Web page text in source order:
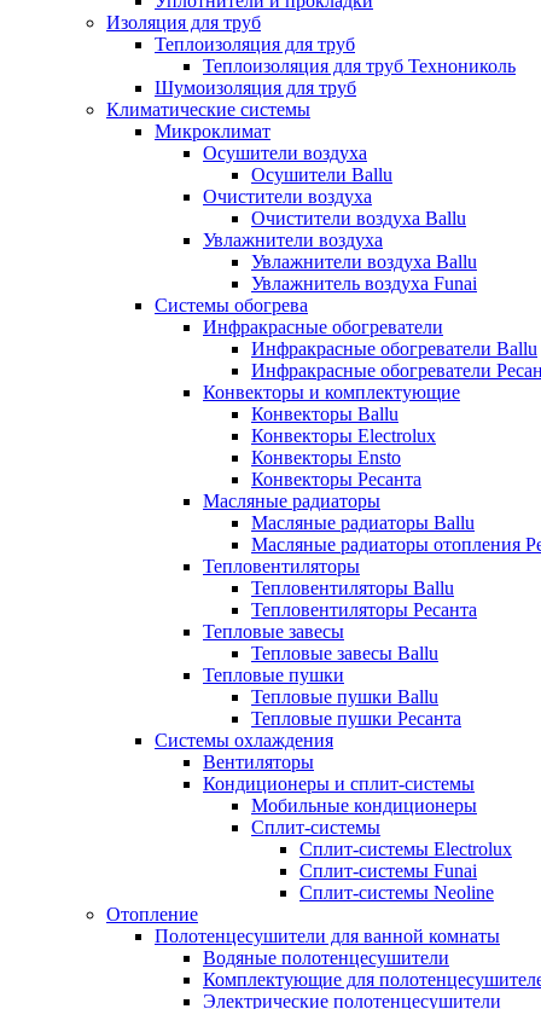
Изоляция для труб
Теплоизоляция для труб
Теплоизоляция для труб Технониколь
Шумоизоляция для труб
Климатические системы
Микроклимат
Осушители воздуха
Осушители Ballu
Очистители воздуха
Очистители воздуха Ballu
Увлажнители воздуха
Увлажнители воздуха Ballu
Увлажнитель воздуха Funai
Системы обогрева
Инфракрасные обогреватели
Инфракрасные обогреватели Ballu
Инфракрасные обогреватели
Конвекторы и комплектующие
Конвекторы Ballu
Конвекторы Electrolux
Конвекторы Ensto
Конвекторы Ресанта
Масляные радиаторы
Масляные радиаторы Ballu
Масляные радиаторы отопления
Тепловентиляторы
Тепловентиляторы Ballu
Тепловентиляторы Ресанта
Тепловые завесы
Тепловые завесы Ballu
Тепловые пушки
Тепловые пушки Ballu
Тепловые пушки Ресанта
Системы охлаждения
Вентиляторы
Кондиционеры и сплит-системы
Мобильные кондиционеры
Сплит-системы
Сплит-системы Electrolux
Сплит-системы Funai
Сплит-системы Neoline
Отопление
Полотенцесушители для ванной комнаты
Водяные полотенцесушители
Комплектующие для
Электрические полотенцесушители